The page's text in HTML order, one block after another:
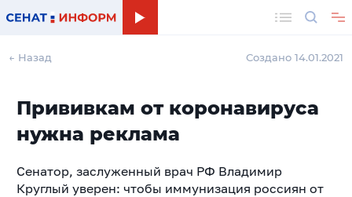
← Назад Создано 14.01.2021
Прививкам от коронавируса
нужна реклама
Сенатор, заслуженный врач РФ Владимир
Круглый уверен: чтобы иммунизация россиян от